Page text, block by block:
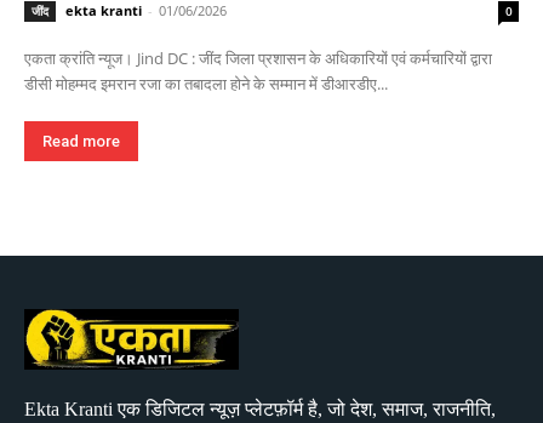
जींद ekta kranti - 01/06/2026 0
एकता क्रांति न्यूज। Jind DC : जींद जिला प्रशासन के अधिकारियों एवं कर्मचारियों द्वारा
डीसी मोहम्मद इमरान रजा का तबादला होने के सम्मान में डीआरडीए...
Read more
Ekta Kranti एक डिजिटल न्यूज़ प्लेटफ़ॉर्म है, जो देश, समाज, राजनीति,